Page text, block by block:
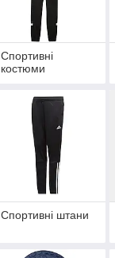
Спортивні
костюми
Спортивні штани